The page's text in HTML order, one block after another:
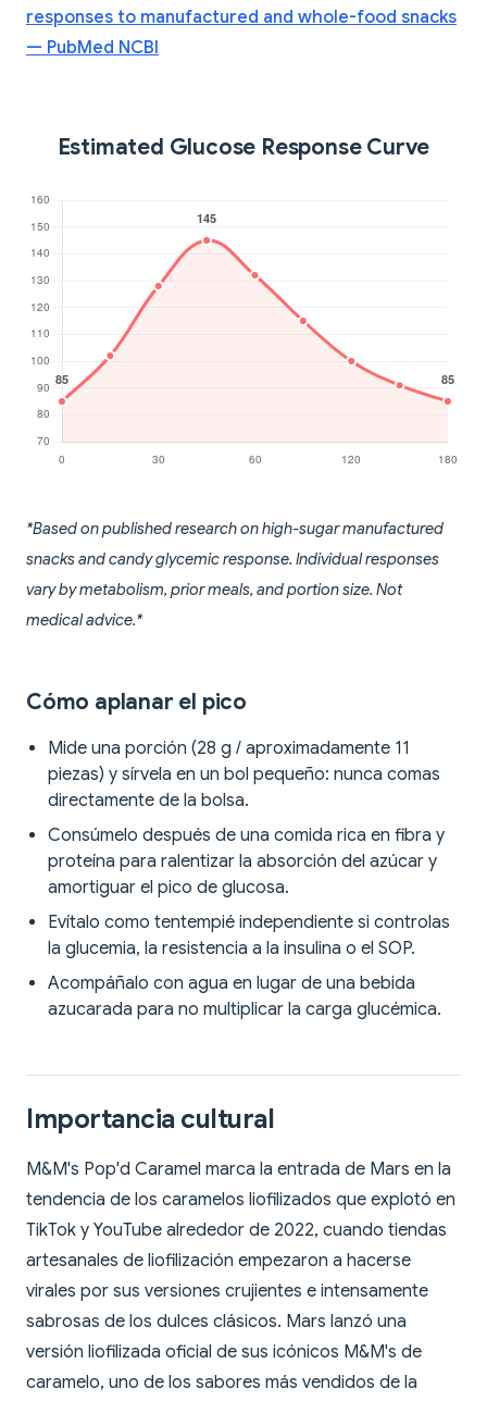
responses to manufactured and whole-food snacks
— PubMed NCBI
Estimated Glucose Response Curve
*Based on published research on high-sugar manufactured
snacks and candy glycemic response. Individual responses
vary by metabolism, prior meals, and portion size. Not
medical advice.*
Cómo aplanar el pico
Mide una porción (28 g / aproximadamente 11
piezas) y sírvela en un bol pequeño: nunca comas
directamente de la bolsa.
Consúmelo después de una comida rica en fibra y
proteína para ralentizar la absorción del azúcar y
amortiguar el pico de glucosa.
Evítalo como tentempié independiente si controlas
la glucemia, la resistencia a la insulina o el SOP.
Acompáñalo con agua en lugar de una bebida
azucarada para no multiplicar la carga glucémica.
Importancia cultural
M&M's Pop'd Caramel marca la entrada de Mars en la
tendencia de los caramelos liofilizados que explotó en
TikTok y YouTube alrededor de 2022, cuando tiendas
artesanales de liofilización empezaron a hacerse
virales por sus versiones crujientes e intensamente
sabrosas de los dulces clásicos. Mars lanzó una
versión liofilizada oficial de sus icónicos M&M's de
caramelo, uno de los sabores más vendidos de la